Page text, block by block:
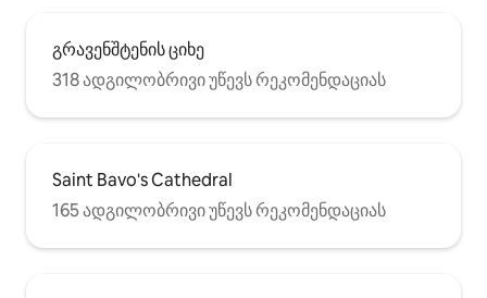
გრავენშტენის ციხე
318 ადგილობრივი უწევს რეკომენდაციას
Saint Bavo's Cathedral
165 ადგილობრივი უწევს რეკომენდაციას